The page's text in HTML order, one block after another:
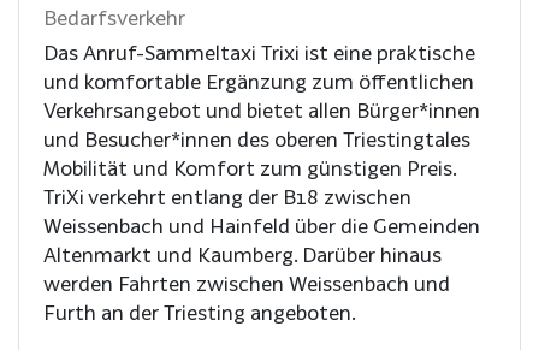
Bedarfsverkehr
Das Anruf-Sammeltaxi Trixi ist eine praktische
und komfortable Ergänzung zum öffentlichen
Verkehrsangebot und bietet allen Bürger*innen
und Besucher*innen des oberen Triestingtales
Mobilität und Komfort zum günstigen Preis.
TriXi verkehrt entlang der B18 zwischen
Weissenbach und Hainfeld über die Gemeinden
Altenmarkt und Kaumberg. Darüber hinaus
werden Fahrten zwischen Weissenbach und
Furth an der Triesting angeboten.